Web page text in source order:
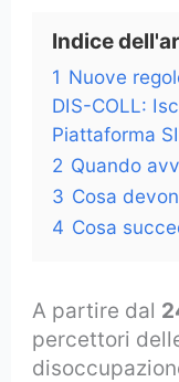
Indice
1 Nuove
DIS-COLL:
Piattaforma
2 Quando
3 Cosa
4 Cosa
A partire dal
percettori